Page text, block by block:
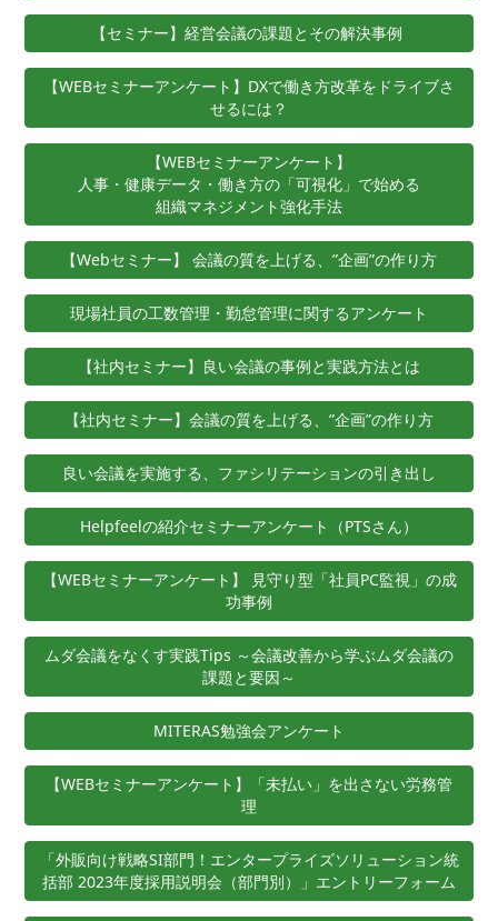
【セミナー】経営会議の課題とその解決事例​ ​
【WEBセミナーアンケート】DXで働き方改革をドライブさ
せるには？
【WEBセミナーアンケート】
人事・健康データ・働き方の「可視化」で始める
組織マネジメント強化手法
【Webセミナー】 会議の質を上げる、”企画”の作り方
現場社員の工数管理・勤怠管理に関するアンケート
【社内セミナー】良い会議の事例と実践方法とは
【社内セミナー】会議の質を上げる、”企画”の作り方
良い会議を実施する、ファシリテーションの引き出し
Helpfeelの紹介セミナーアンケート（PTSさん）
【WEBセミナーアンケート】 見守り型「社員PC監視」の成
功事例
ムダ会議をなくす実践Tips ～会議改善から学ぶムダ会議の
課題と要因～
MITERAS勉強会アンケート
【WEBセミナーアンケート】「未払い」を出さない労務管
理
「外販向け戦略SI部門！エンタープライズソリューション統
括部 2023年度採用説明会（部門別）」エントリーフォーム